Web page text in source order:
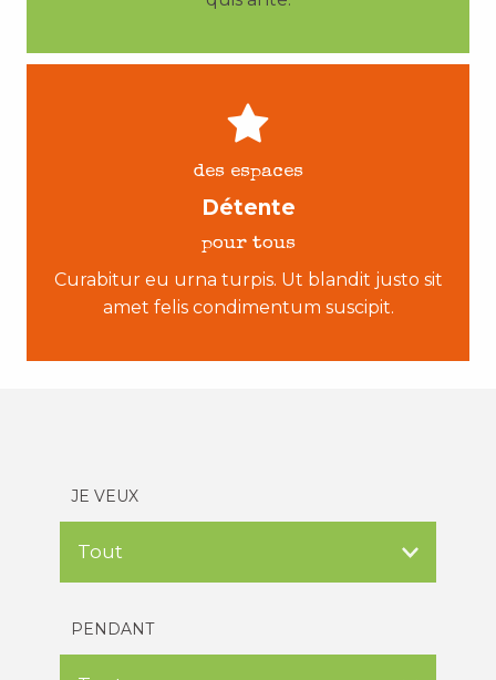
des espaces
Détente
pour tous
Curabitur eu urna turpis. Ut blandit justo sit
amet felis condimentum suscipit.
JE VEUX
PENDANT